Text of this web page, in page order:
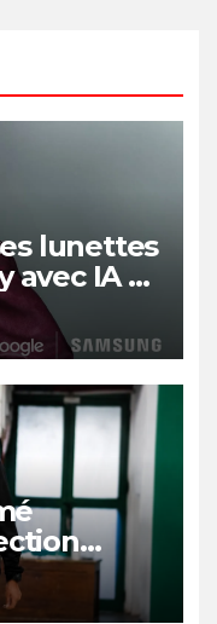
lunettes
avec IA et